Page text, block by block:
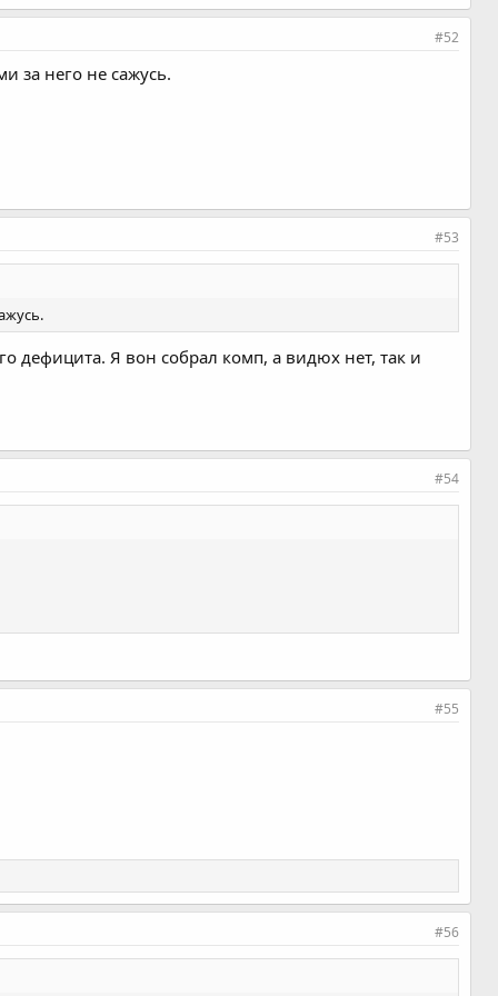
#52
за него не сажусь.
#53
дефицита. Я вон собрал комп, а видюх нет, так и
#54
#55
#56